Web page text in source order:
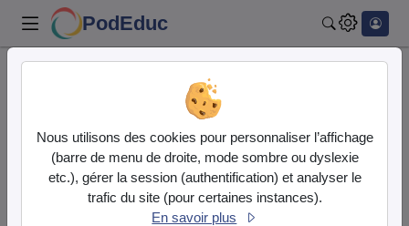
PodEduc
35 vidéos trouvées
Audio Vidéo
Direction de tri
Nous utilisons des cookies pour personnaliser l’affichage
(barre de menu de droite, mode sombre ou dyslexie
etc.), gérer la session (authentification) et analyser le
trafic du site (pour certaines instances).
En savoir plus